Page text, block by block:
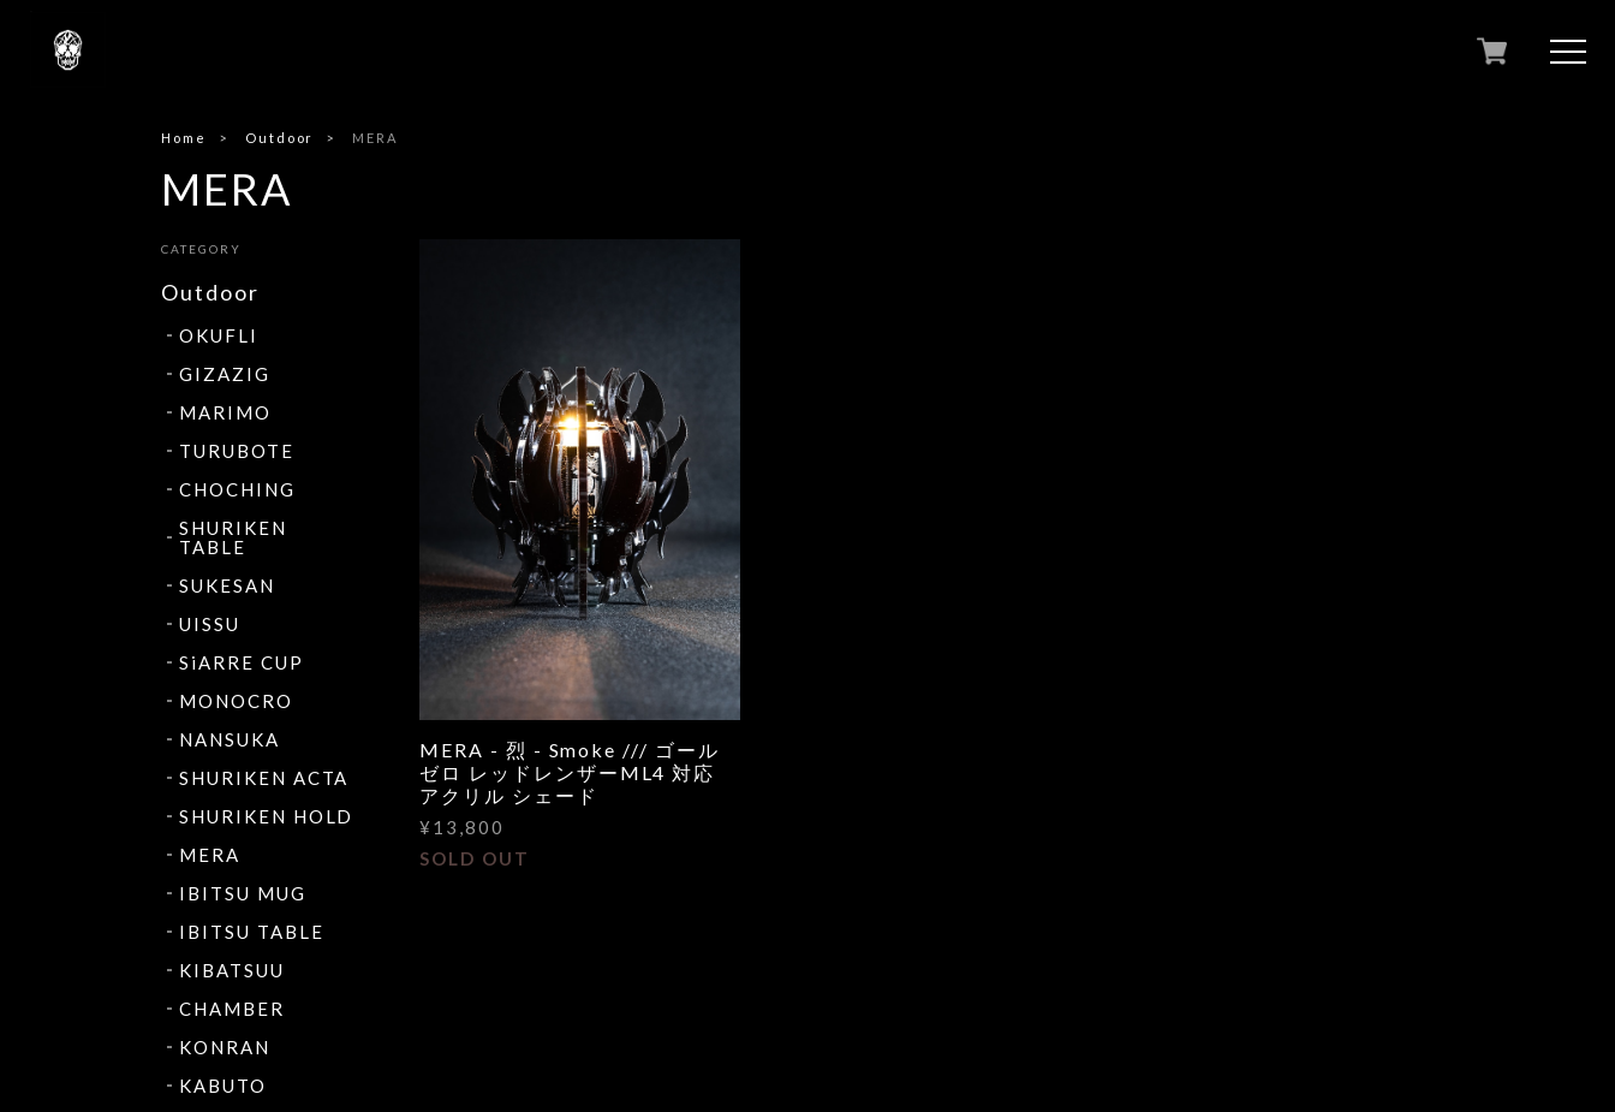
Home Outdoor MERA
MERA
MERA - 烈 - Smoke /// ゴール
ゼロ レッドレンザーML4 対応
アクリル シェード
¥13,800
SOLD OUT
CATEGORY
Outdoor
OKUFLI
GIZAZIG
MARIMO
TURUBOTE
CHOCHING
SHURIKEN
TABLE
SUKESAN
UISSU
SiARRE CUP
MONOCRO
NANSUKA
SHURIKEN ACTA
SHURIKEN HOLD
MERA
IBITSU MUG
IBITSU TABLE
KIBATSUU
CHAMBER
KONRAN
KABUTO